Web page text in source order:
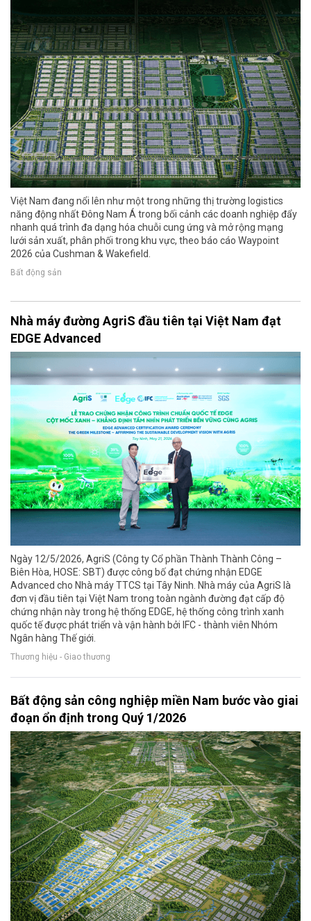
Việt Nam đang nổi lên như một trong những thị trường logistics
năng động nhất Đông Nam Á trong bối cảnh các doanh nghiệp đẩy
nhanh quá trình đa dạng hóa chuỗi cung ứng và mở rộng mạng
lưới sản xuất, phân phối trong khu vực, theo báo cáo Waypoint
2026 của Cushman & Wakefield.
Bất động sản
Nhà máy đường AgriS đầu tiên tại Việt Nam đạt
EDGE Advanced
Ngày 12/5/2026, AgriS (Công ty Cổ phần Thành Thành Công –
Biên Hòa, HOSE: SBT) được công bố đạt chứng nhận EDGE
Advanced cho Nhà máy TTCS tại Tây Ninh. Nhà máy của AgriS là
đơn vị đầu tiên tại Việt Nam trong toàn ngành đường đạt cấp độ
chứng nhận này trong hệ thống EDGE, hệ thống công trình xanh
quốc tế được phát triển và vận hành bởi IFC - thành viên Nhóm
Ngân hàng Thế giới.
Thương hiệu - Giao thương
Bất động sản công nghiệp miền Nam bước vào giai
đoạn ổn định trong Quý 1/2026